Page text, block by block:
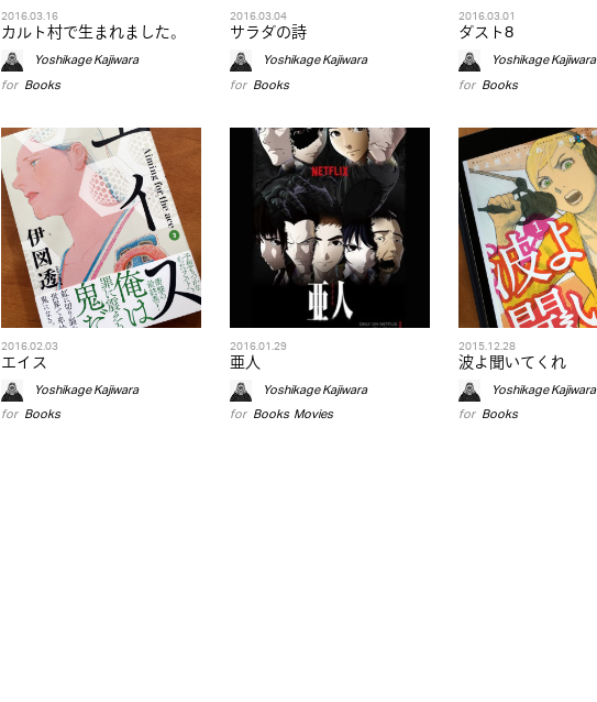
2016.03.16
カルト村で生まれました。
Yoshikage Kajiwara
for Books
2016.03.04
サラダの詩
Yoshikage Kajiwara
for Books
2016.03.01
ダスト8
Yoshikage Kajiwara
for Books
2016.02.03
エイス
Yoshikage Kajiwara
for Books
2016.01.29
亜人
Yoshikage Kajiwara
for Books,Movies
2015.12.28
波よ聞いてくれ
Yoshikage Kajiwara
for Books